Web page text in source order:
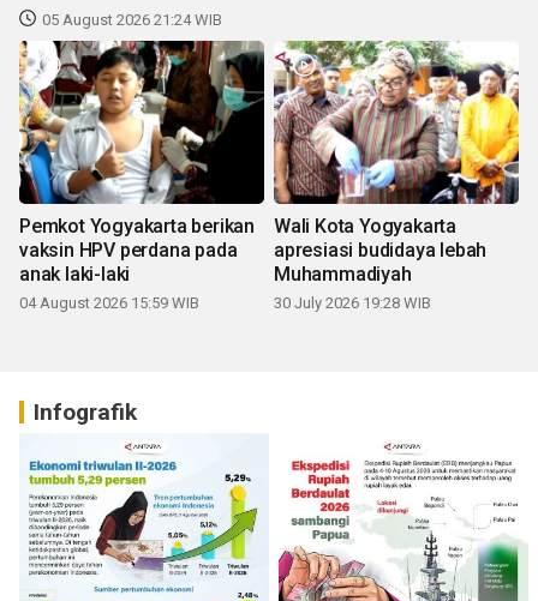
05 August 2026 21:24 WIB
Pemkot Yogyakarta berikan
vaksin HPV perdana pada
anak laki-laki
04 August 2026 15:59 WIB
Wali Kota Yogyakarta
apresiasi budidaya lebah
Muhammadiyah
30 July 2026 19:28 WIB
Infografik